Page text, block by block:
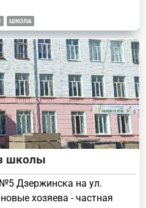
ШКОЛА
школы
Дзержинска на ул.
хозяева - частная